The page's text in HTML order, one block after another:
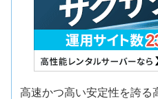
高速かつ高い安定性を誇る